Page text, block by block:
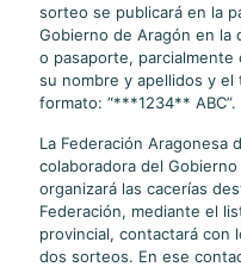
sorteo se publicará en la
Gobierno de Aragón en la
o pasaporte,
su nombre y apellidos y
formato: “***1234** ABC”.
La Federación Aragonesa
colaboradora del
organizará las cacerías
Federación, mediante el
provincial, contactará con
dos sorteos. En ese